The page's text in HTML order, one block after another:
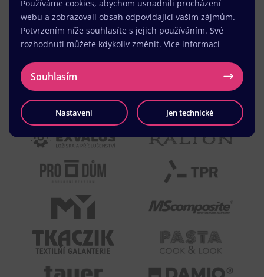
Používáme cookies, abychom usnadnili procházení
webu a zobrazovali obsah odpovídající vašim zájmům.
Potvrzením níže souhlasíte s jejich používáním. Své
rozhodnutí můžete kdykoliv změnit. Více informací
Souhlasím
Nastavení Jen technické